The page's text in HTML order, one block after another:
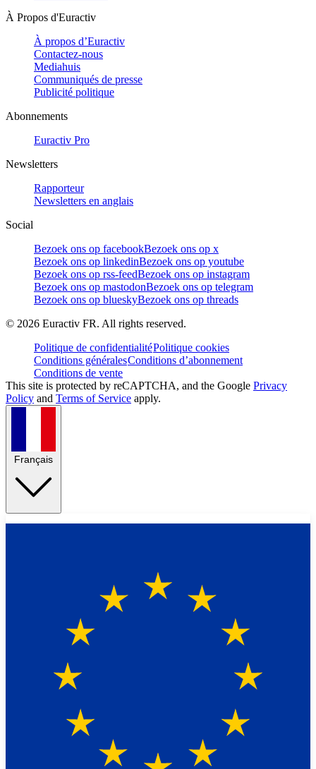
À Propos d'Euractiv
À propos d’Euractiv
Contactez-nous
Mediahuis
Communiqués de presse
Publicité politique
Abonnements
Euractiv Pro
Newsletters
Rapporteur
Newsletters en anglais
Social
Bezoek ons op facebookBezoek ons op x
Bezoek ons op linkedinBezoek ons op youtube
Bezoek ons op rss-feedBezoek ons op instagram
Bezoek ons op mastodonBezoek ons op telegram
Bezoek ons op blueskyBezoek ons op threads
© 2026 Euractiv FR. All rights reserved.
Politique de confidentialitéPolitique cookies
Conditions généralesConditions d’abonnement
Conditions de vente
This site is protected by reCAPTCHA, and the Google Privacy
Policy and Terms of Service apply.
Français